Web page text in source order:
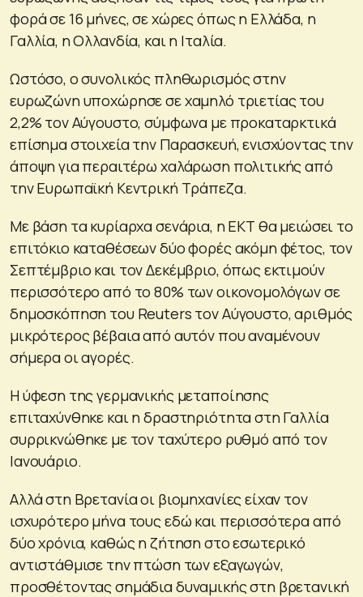
φορά σε 16 μήνες, σε χώρες όπως η Ελλάδα, η
Γαλλία, η Ολλανδία, και η Ιταλία.
Ωστόσο, ο συνολικός πληθωρισμός στην
ευρωζώνη υποχώρησε σε χαμηλό τριετίας του
2,2% τον Αύγουστο, σύμφωνα με προκαταρκτικά
επίσημα στοιχεία την Παρασκευή, ενισχύοντας την
άποψη για περαιτέρω χαλάρωση πολιτικής από
την Ευρωπαϊκή Κεντρική Τράπεζα.
Mε βάση τα κυρίαρχα σενάρια, η ΕΚΤ θα μειώσει το
επιτόκιο καταθέσεων δύο φορές ακόμη φέτος, τον
Σεπτέμβριο και τον Δεκέμβριο, όπως εκτιμούν
περισσότερο από το 80% των οικονομολόγων σε
δημοσκόπηση του Reuters τον Αύγουστο, αριθμός
μικρότερος βέβαια από αυτόν που αναμένουν
σήμερα οι αγορές.
Η ύφεση της γερμανικής μεταποίησης
επιταχύνθηκε και η δραστηριότητα στη Γαλλία
συρρικνώθηκε με τον ταχύτερο ρυθμό από τον
Ιανουάριο.
Αλλά στη Βρετανία οι βιομηχανίες είχαν τον
ισχυρότερο μήνα τους εδώ και περισσότερα από
δύο χρόνια, καθώς η ζήτηση στο εσωτερικό
αντιστάθμισε την πτώση των εξαγωγών,
προσθέτοντας σημάδια δυναμικής στη βρετανική